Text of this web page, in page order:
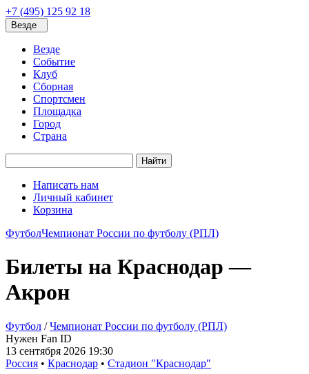
+7 (495) 125 92 18
Везде
Везде
Событие
Клуб
Сборная
Спортсмен
Площадка
Город
Страна
Найти
Написать нам
Личный кабинет
Корзина
ФутболЧемпионат России по футболу (РПЛ)
Билеты на Краснодар —
Акрон
Футбол /Чемпионат России по футболу (РПЛ)
Нужен Fan ID
13 сентября 2026 19:30
Россия • Краснодар • Стадион "Краснодар"